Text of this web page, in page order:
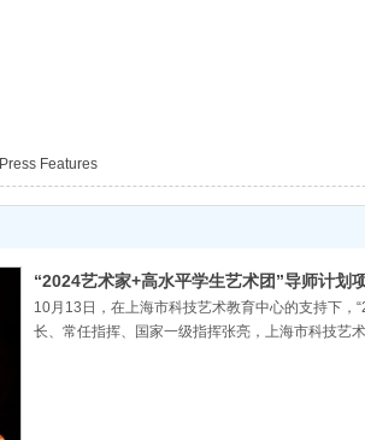
Press Features
“2024艺术家+高水平学生艺术团”导师计划
10月13日，在上海市科技艺术教育中心的支持下
长、常任指挥、国家一级指挥张亮，上海市科技艺